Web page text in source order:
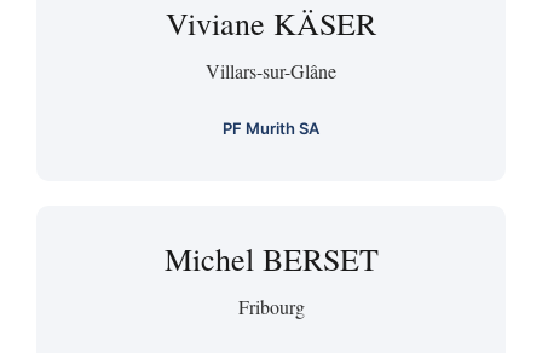
Viviane KÄSER
Villars-sur-Glâne
PF Murith SA
Michel BERSET
Fribourg